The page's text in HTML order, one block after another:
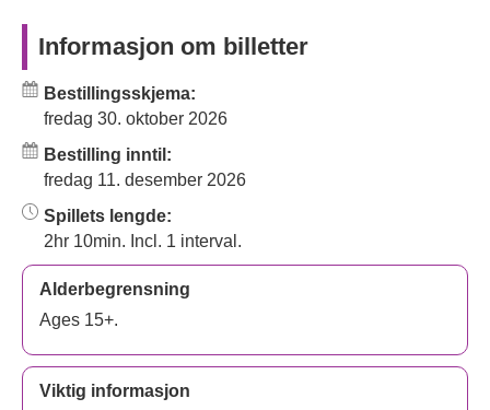
her er din sjanse til å oppleve den slik du aldri har sett
den før.
Informasjon om billetter
Bestillingsskjema:
fredag 30. oktober 2026
Bestilling inntil:
fredag 11. desember 2026
Spillets lengde:
2hr 10min. Incl. 1 interval.
Alderbegrensning
Ages 15+.
Viktig informasjon